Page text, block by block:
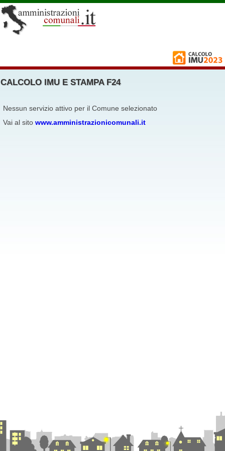
CALCOLO IMU E STAMPA F24
Nessun servizio attivo per il Comune selezionato
Vai al sito www.amministrazionicomunali.it